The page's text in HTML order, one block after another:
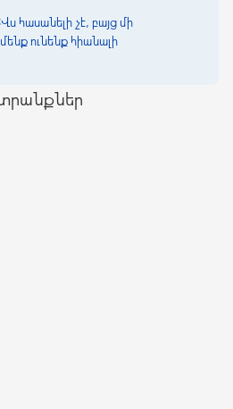
հասանելի չէ, բայց մի
ունենք հիանալի